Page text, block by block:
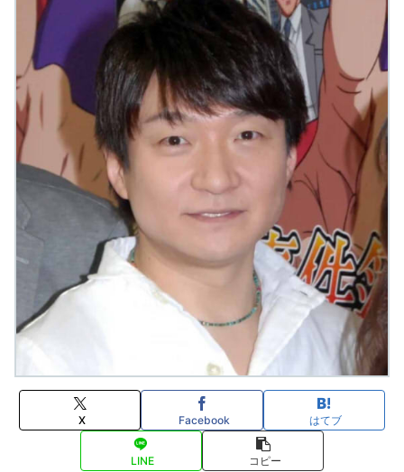
X Facebook はてブ
LINE コピー